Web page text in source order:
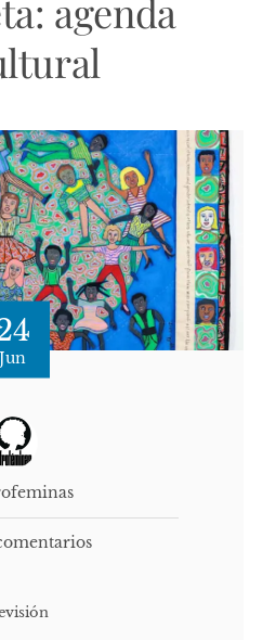
agenda
Jun